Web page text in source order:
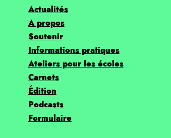
Actualités
A propos
Soutenir
Informations pratiques
Ateliers pour les écoles
Carnets
Édition
Podcasts
Formulaire